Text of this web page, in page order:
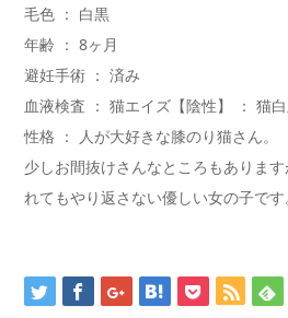
毛色 ： 白黒
年齢 ： 8ヶ月
避妊手術 ： 済み
血液検査 ： 猫エイズ【陰性】 ： 猫白
性格 ： 人が大好きな膝のり猫さん。
少しお間抜けさんなところもありま
れてもやり返さない優しい女の子です